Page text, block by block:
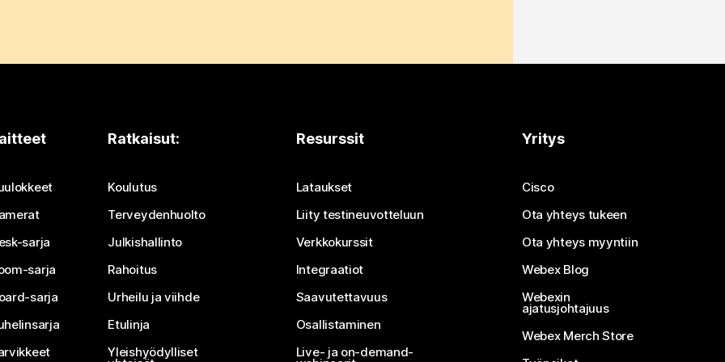
sarja
sarja
sarja
Ratkaisut:
Koulutus
Terveydenhuolto
Julkishallinto
Rahoitus
Urheilu ja viihde
Etulinja
Yleishyödylliset
Resurssit
Lataukset
Liity testineuvotteluun
Verkkokurssit
Integraatiot
Saavutettavuus
Osallistaminen
Live- ja on-demand-
Yritys
Cisco
Ota yhteys tukeen
Ota yhteys myyntiin
Webex Blog
Webexin
ajatusjohtajuus
Webex Merch Store